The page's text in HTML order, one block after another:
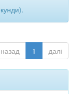
назад 1 далі